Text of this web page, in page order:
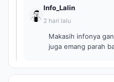
Info_Lalin
2 hari lalu
Makasih infonya
juga emang parah